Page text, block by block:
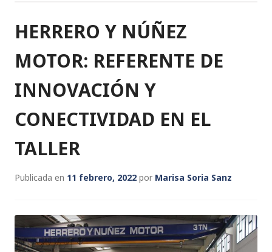
o
k
p
HERRERO Y NÚÑEZ
MOTOR: REFERENTE DE
INNOVACIÓN Y
CONECTIVIDAD EN EL
TALLER
Publicada en 11 febrero, 2022 por Marisa Soria Sanz